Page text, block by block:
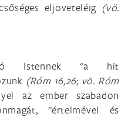
eljöveteléig (vö.
Istennek "a hit
(Róm 16,26; vö. Róm
az ember szabadon
"értelmével és